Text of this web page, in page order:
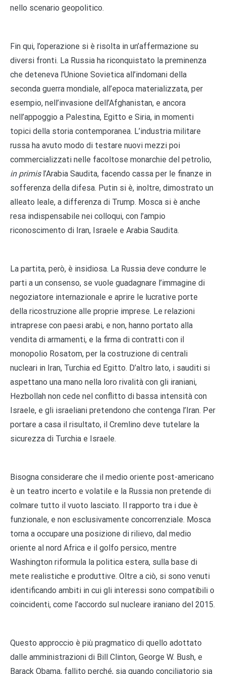
nello scenario geopolitico.
Fin qui, l’operazione si è risolta in un’affermazione su
diversi fronti. La Russia ha riconquistato la preminenza
che deteneva l’Unione Sovietica all’indomani della
seconda guerra mondiale, all’epoca materializzata, per
esempio, nell’invasione dell’Afghanistan, e ancora
nell’appoggio a Palestina, Egitto e Siria, in momenti
topici della storia contemporanea. L’industria militare
russa ha avuto modo di testare nuovi mezzi poi
commercializzati nelle facoltose monarchie del petrolio,
in primisl’Arabia Saudita, facendo cassa per le finanze in
sofferenza della difesa. Putin si è, inoltre, dimostrato un
alleato leale, a differenza di Trump. Mosca si è anche
resa indispensabile nei colloqui, con l’ampio
riconoscimento di Iran, Israele e Arabia Saudita.
La partita, però, è insidiosa. La Russia deve condurre le
parti a un consenso, se vuole guadagnare l’immagine di
negoziatore internazionale e aprire le lucrative porte
della ricostruzione alle proprie imprese. Le relazioni
intraprese con paesi arabi, e non, hanno portato alla
vendita di armamenti, e la firma di contratti con il
monopolio Rosatom, per la costruzione di centrali
nucleari in Iran, Turchia ed Egitto. D’altro lato, i sauditi si
aspettano una mano nella loro rivalità con gli iraniani,
Hezbollah non cede nel conflitto di bassa intensità con
Israele, e gli israeliani pretendono che contenga l’Iran. Per
portare a casa il risultato, il Cremlino deve tutelare la
sicurezza di Turchia e Israele.
Bisogna considerare che il medio oriente post-americano
è un teatro incerto e volatile e la Russia non pretende di
colmare tutto il vuoto lasciato. Il rapporto tra i due è
funzionale, e non esclusivamente concorrenziale. Mosca
torna a occupare una posizione di rilievo, dal medio
oriente al nord Africa e il golfo persico, mentre
Washington riformula la politica estera, sulla base di
mete realistiche e produttive. Oltre a ciò, si sono venuti
identificando ambiti in cui gli interessi sono compatibili o
coincidenti, come l’accordo sul nucleare iraniano del 2015.
Questo approccio è più pragmatico di quello adottato
dalle amministrazioni di Bill Clinton, George W. Bush, e
Barack Obama, fallito perché, sia quando conciliatorio sia